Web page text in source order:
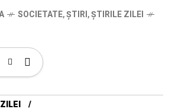
SOCIETATE,ȘTIRI,ȘTIRILE ZILEI